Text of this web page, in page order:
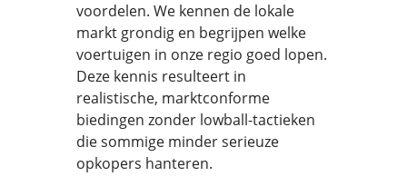
voordelen. We kennen de lokale
markt grondig en begrijpen welke
voertuigen in onze regio goed lopen.
Deze kennis resulteert in
realistische, marktconforme
biedingen zonder lowball-tactieken
die sommige minder serieuze
opkopers hanteren.